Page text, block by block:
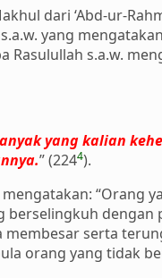
dari ‘Abd-ur-
yang
Rasulullah s.a.w.
yang kalian
” (2244).
mengatakan:
berselingkuh
serta
orang yang tidak